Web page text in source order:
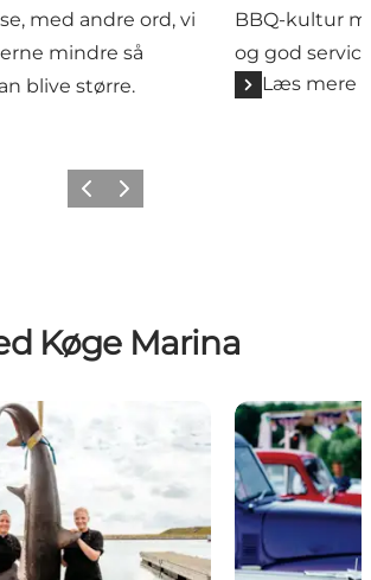
med andre ord, vi
mindre så
blive større.
BBQ-kultur
og god
Læs mere
Forrige billede
Næste billede
Køge Marina
- en bid af Skagen i KøgeStacy's Diner